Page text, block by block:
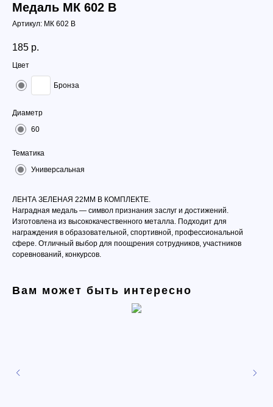
Медаль МК 602 B
Артикул: МК 602 B
185 р.
Цвет
Бронза
Диаметр
60
Тематика
Универсальная
ЛЕНТА ЗЕЛЕНАЯ 22ММ В КОМПЛЕКТЕ.
Наградная медаль — символ признания заслуг и достижений.
Изготовлена из высококачественного металла. Подходит для
награждения в образовательной, спортивной, профессиональной
сфере. Отличный выбор для поощрения сотрудников, участников
соревнований, конкурсов.
Вам может быть интересно